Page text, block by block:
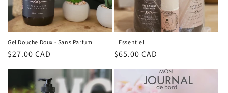
Gel Douche Doux - Sans Parfum
Prix
$27.00 CAD
L'Essentiel
Prix
$65.00 CAD